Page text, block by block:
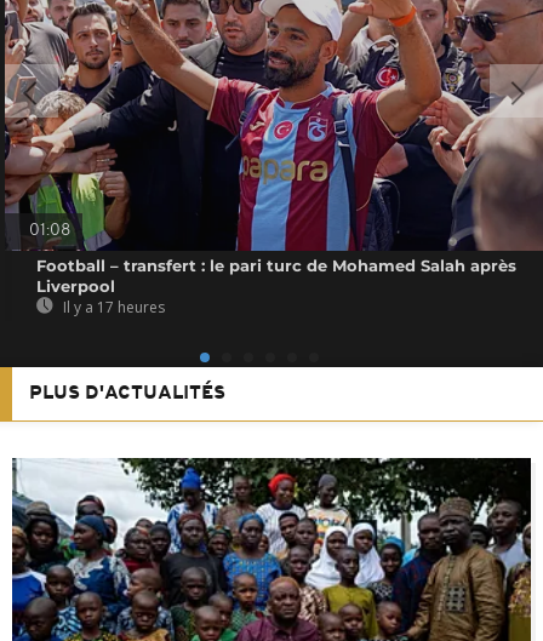
01:08
Football – transfert : le pari turc de Mohamed Salah après
Liverpool
Il y a 17 heures
PLUS D'ACTUALITÉS